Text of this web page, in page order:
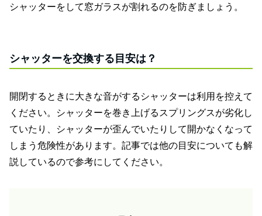
シャッターをして窓ガラスが割れるのを防ぎましょう。
シャッターを交換する目安は？
開閉するときに大きな音がするシャッターは利用を控えて
ください。シャッターを巻き上げるスプリングスが劣化し
ていたり、シャッターが歪んでいたりして開かなくなって
しまう危険性があります。記事では他の目安についても解
説しているので参考にしてください。